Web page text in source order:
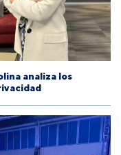
analiza los